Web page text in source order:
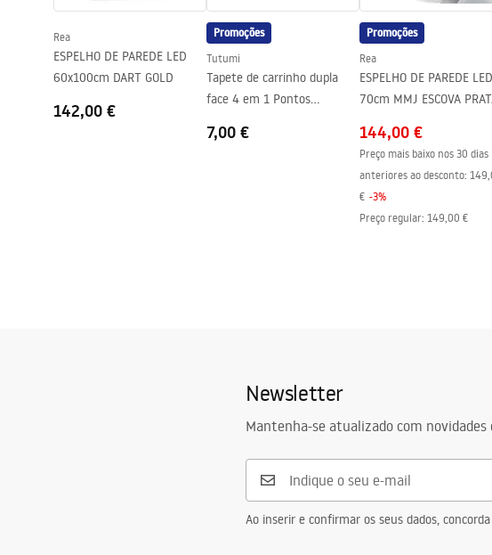
Distância entre ligações
150mm
Garantia
5 anos
Rea
ESPELHO DE PAREDE LED
60x100cm DART GOLD
142,00 €
Promoções
Tutumi
Tapete de carrinho dupla
face 4 em 1 Pontos
7,00 €
Promoções
Rea
ESPELHO DE PAREDE LED
70cm MMJ ESCOVA
144,00 €
Preço mais baixo nos 30 dias
anteriores ao desconto:
€ -3%
Preço regular: 149,00 €
Newsletter
Mantenha-se atualizado com novidades
Ao inserir e confirmar os seus dados,